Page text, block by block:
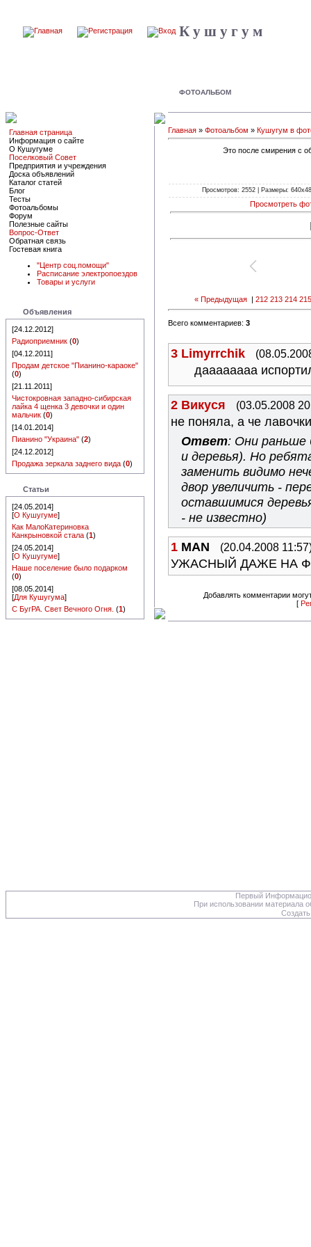
К у ш у г у м
ФОТОАЛЬБОМ
Главная страница
Информация о сайте
О Кушугуме
Поселковый Совет
Предприятия и учреждения
Доска объявлений
Каталог статей
Блог
Тесты
Фотоальбомы
Форум
Полезные сайты
Вопрос-Ответ
Обратная связь
Гостевая книга
"Центр соц.помощи"
Расписание электропоездов
Товары и услуги
Объявления
[24.12.2012]
Радиоприемник (0)
[04.12.2011]
Продам детское "Пианино-караоке"
(0)
[21.11.2011]
Чистокровная западно-сибирская
лайка 4 щенка 3 девочки и один
мальчик (0)
[14.01.2014]
Пианино "Украина" (2)
[24.12.2012]
Продажа зеркала заднего вида (0)
Статьи
[24.05.2014]
[О Кушугуме]
Как МалоКатериновка
Канкрыновкой стала (1)
[24.05.2014]
[О Кушугуме]
Наше поселение было подарком
(0)
[08.05.2014]
[Для Кушугума]
С БугРА. Свет Вечного Огня. (1)
Главная » Фотоальбом » Кушугум в
Это после смирения с
Просмотров: 2552 | Размеры:
Просмотреть
« Предыдущая | 212 213 214 215
Всего комментариев: 3
3 Limyrrchik
даааааааа
2 Викуся (03.05.2008
не поняла, а че
Ответ: Они раньше
и деревья). Но
заменить видимо
двор увеличить -
оставшимися
- не известно)
1 MAN (20.04.2008
УЖАСНЫЙ ДАЖЕ НА
Добавлять комментарии
[
Первый
При использовании материала